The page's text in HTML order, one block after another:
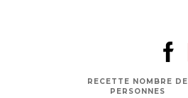
RECETTE NOMBRE DE
PERSONNES